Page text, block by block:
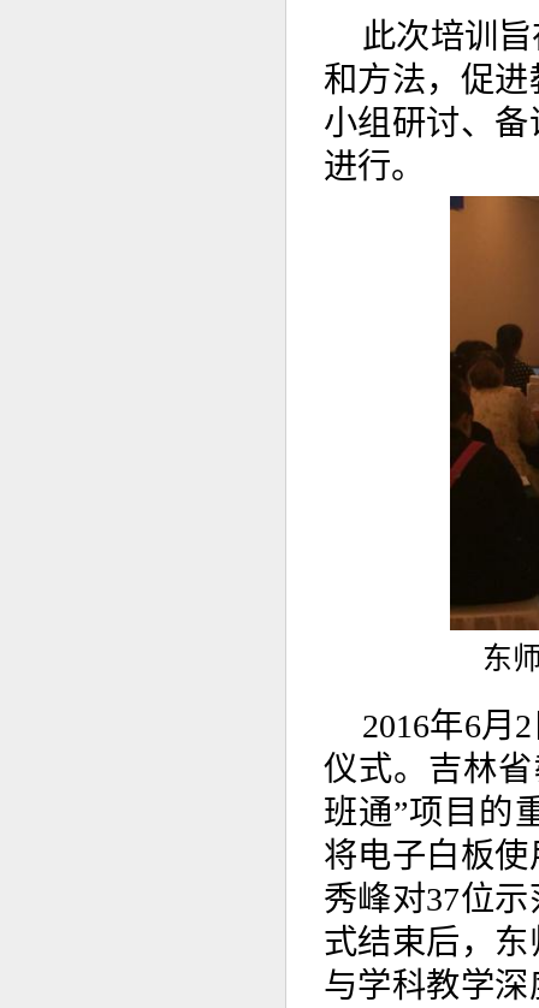
此次培训
和方法，促
小组研讨、
进行。
东
2016年6月
仪式。吉林
班通”项目的
将电子白板
秀峰对37位
式结束后，
与学科教学